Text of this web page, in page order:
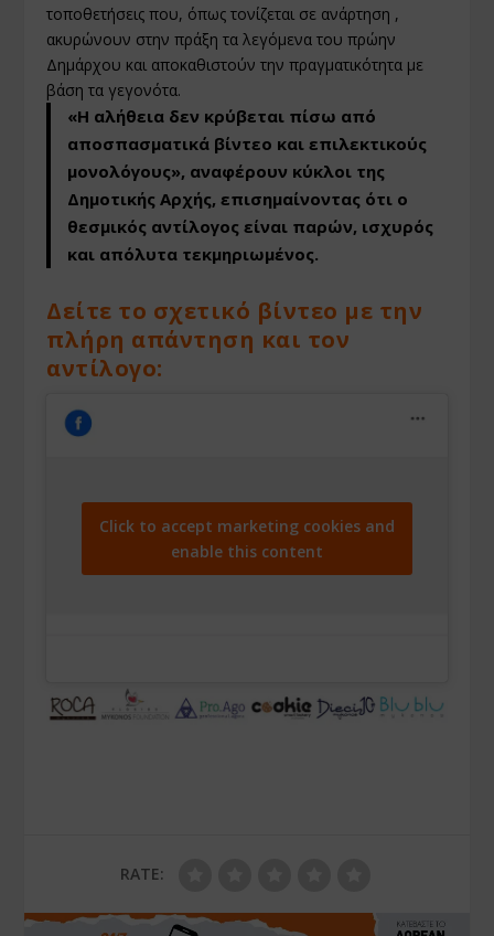
τοποθετήσεις που, όπως τονίζεται σε ανάρτηση ,
ακυρώνουν στην πράξη τα λεγόμενα του πρώην
Δημάρχου και αποκαθιστούν την πραγματικότητα με
βάση τα γεγονότα.
«Η αλήθεια δεν κρύβεται πίσω από
αποσπασματικά βίντεο και επιλεκτικούς
μονολόγους», αναφέρουν κύκλοι της
Δημοτικής Αρχής, επισημαίνοντας ότι ο
θεσμικός αντίλογος είναι παρών, ισχυρός
και απόλυτα τεκμηριωμένος.
Δείτε το σχετικό βίντεο με την
πλήρη απάντηση και τον
αντίλογο:
Click to accept marketing cookies and
enable this content
RATE: